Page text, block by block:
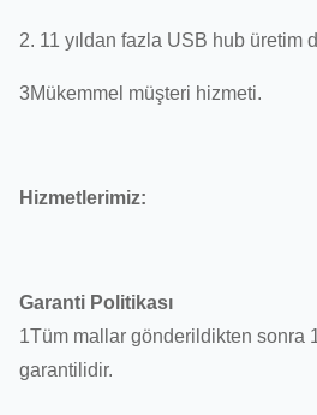
2. 11 yıldan fazla USB hub üretim
3Mükemmel müşteri hizmeti.
Hizmetlerimiz:
Garanti Politikası
1Tüm mallar gönderildikten sonra
garantilidir.